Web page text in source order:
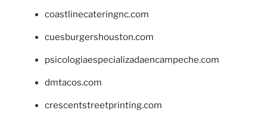
coastlinecateringnc.com
cuesburgershouston.com
psicologiaespecializadaencampeche.com
dmtacos.com
crescentstreetprinting.com